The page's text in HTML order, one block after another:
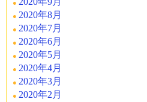
2020年8月
2020年7月
2020年6月
2020年5月
2020年4月
2020年3月
2020年2月